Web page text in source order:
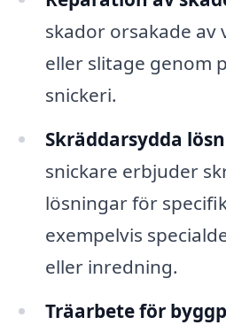
skador orsakade
eller slitage genom
snickeri.
Skräddarsydda
snickare erbjuder
lösningar för
exempelvis
eller inredning.
Träarbete för